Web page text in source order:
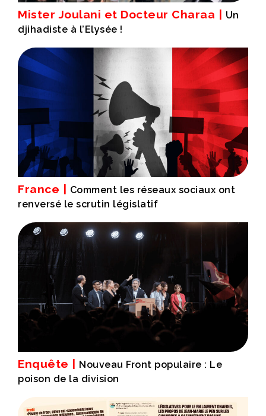
Mister Joulani et Docteur Charaa |
Un
djihadiste à l’Elysée !
France |
Comment les réseaux sociaux ont
renversé le scrutin législatif
Enquête |
Nouveau Front populaire : Le
poison de la division